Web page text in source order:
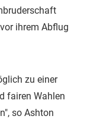
ihrem Abflug
zu einer
fairen Wahlen
so Ashton